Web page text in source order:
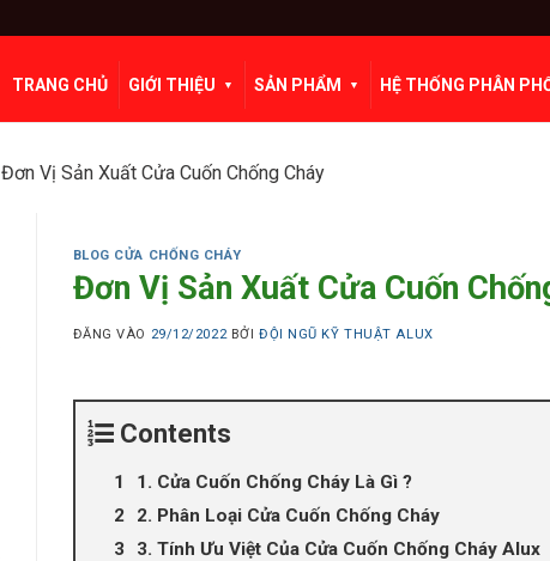
TRANG CHỦ GIỚI THIỆU SẢN PHẨM HỆ THỐNG PHÂN
Đơn Vị Sản Xuất Cửa Cuốn Chống Cháy
BLOG CỬA CHỐNG CHÁY
Đơn Vị Sản Xuất Cửa Cuốn
ĐĂNG VÀO 29/12/2022 BỞI ĐỘI NGŨ KỸ THUẬT ALUX
Contents
1. Cửa Cuốn Chống Cháy Là Gì ?
2. Phân Loại Cửa Cuốn Chống Cháy
3. Tính Ưu Việt Của Cửa Cuốn Chống Cháy Alux